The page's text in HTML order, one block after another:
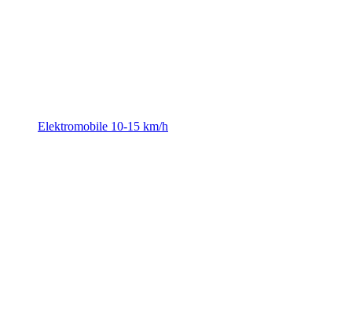
Elektromobile 10-15 km/h